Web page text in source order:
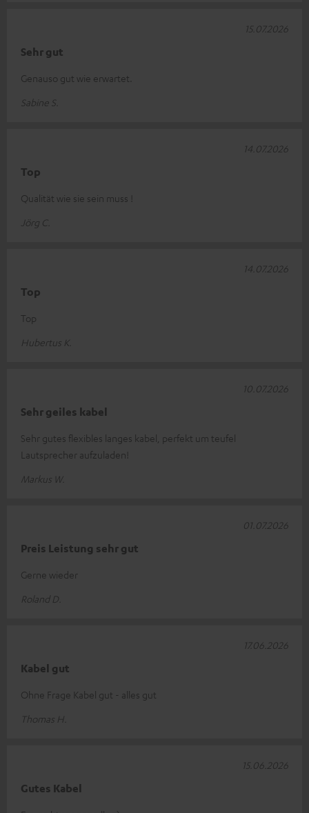
Sehr gut
Genauso gut wie erwartet.
Sabine S.
15.07.2026
Top
Qualität wie sie sein muss !
Jörg C.
14.07.2026
Top
Top
Hubertus K.
14.07.2026
Sehr geiles kabel
Sehr gutes flexibles langes kabel, perfekt um teufel
Lautsprecher aufzuladen!
Markus W.
10.07.2026
Preis Leistung sehr gut
Gerne wieder
Roland D.
01.07.2026
Kabel gut
Ohne Frage Kabel gut - alles gut
Thomas H.
17.06.2026
Gutes Kabel
15.06.2026